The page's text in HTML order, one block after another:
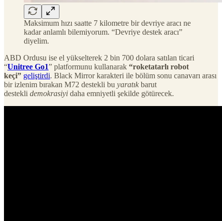
Maksimum hızı saatte 7 kilometre bir devriye aracı ne
kadar anlamlı bilemiyorum. “Devriye destek aracı”
diyelim.
ABD Ordusu ise el yükselterek 2 bin 700 dolara satılan ticari
“Unitree Go1” platformunu kullanarak “roketatarlı robot
keçi” geliştirdi. Black Mirror karakteri ile bölüm sonu canavarı arası
bir izlenim bırakan M72 destekli bu yaratık barut
destekli demokrasiyi daha emniyetli şekilde götürecek.